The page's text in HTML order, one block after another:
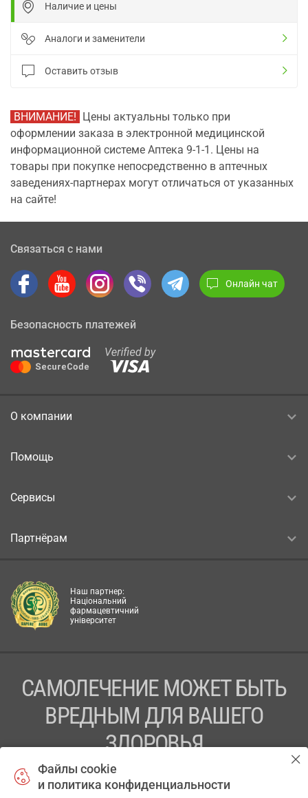
Наличие и цены
Аналоги и заменители
Оставить отзыв
ВНИМАНИЕ! Цены актуальны только при
оформлении заказа в электронной медицинской
информационной системе Аптека 9-1-1. Цены на
товары при покупке непосредственно в аптечных
заведениях-партнерах могут отличаться от указанных
на сайте!
Связаться с нами
Онлайн чат
Безопасность платежей
О компании
Помощь
Сервисы
Партнёрам
Наш партнер:
Національний
фармацевтичний
університет
САМОЛЕЧЕНИЕ МОЖЕТ БЫТЬ
ВРЕДНЫМ ДЛЯ ВАШЕГО
ЗДОРОВЬЯ
ПЕРЕД ПРИМЕНЕНИЕМ ПРЕПАРАТА
ПРОКОНСУЛЬТИРУЙТЕСЬ С ВРАЧОМ
Файлы cookie
и политика конфиденциальности